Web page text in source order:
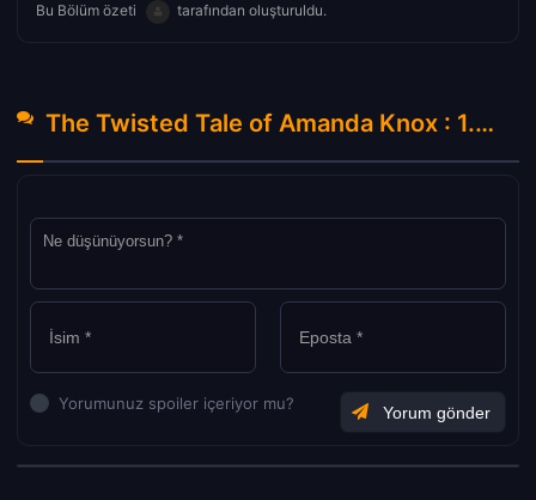
Bu Bölüm özeti tarafından oluşturuldu.
The Twisted Tale of Amanda Knox : 1.Sezon 7.Bölüm Hakkında Yorumlar
Yorumunuz spoiler içeriyor mu?